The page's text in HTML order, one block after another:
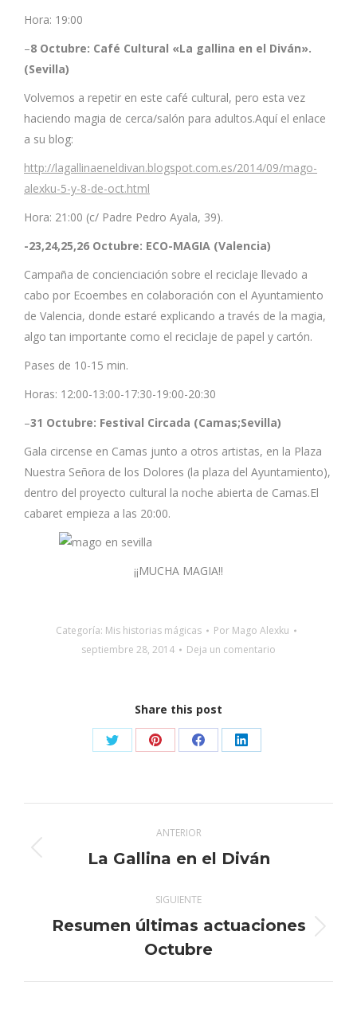
Hora: 19:00
–8 Octubre: Café Cultural «La gallina en el Diván».
(Sevilla)
Volvemos a repetir en este café cultural, pero esta vez
haciendo magia de cerca/salón para adultos.Aquí el enlace
a su blog:
http://lagallinaeneldivan.blogspot.com.es/2014/09/mago-
alexku-5-y-8-de-oct.html
Hora: 21:00 (c/ Padre Pedro Ayala, 39).
-23,24,25,26 Octubre: ECO-MAGIA (Valencia)
Campaña de concienciación sobre el reciclaje llevado a
cabo por Ecoembes en colaboración con el Ayuntamiento
de Valencia, donde estaré explicando a través de la magia,
algo tan importante como el reciclaje de papel y cartón.
Pases de 10-15 min.
Horas: 12:00-13:00-17:30-19:00-20:30
–31 Octubre: Festival Circada (Camas;Sevilla)
Gala circense en Camas junto a otros artistas, en la Plaza
Nuestra Señora de los Dolores (la plaza del Ayuntamiento),
dentro del proyecto cultural la noche abierta de Camas.El
cabaret empieza a las 20:00.
¡¡MUCHA MAGIA!!
Categoría: Mis historias mágicas Por Mago Alexku
septiembre 28, 2014
Deja un comentario
Share this post
Share
X
Share
Pinterest
Share
Facebook
Share
LinkedIn
entre
ANTERIOR
Publicación
La Gallina en el Diván
SIGUIENTE
Publicación
siguiente:
Resumen últimas actuaciones
Octubre